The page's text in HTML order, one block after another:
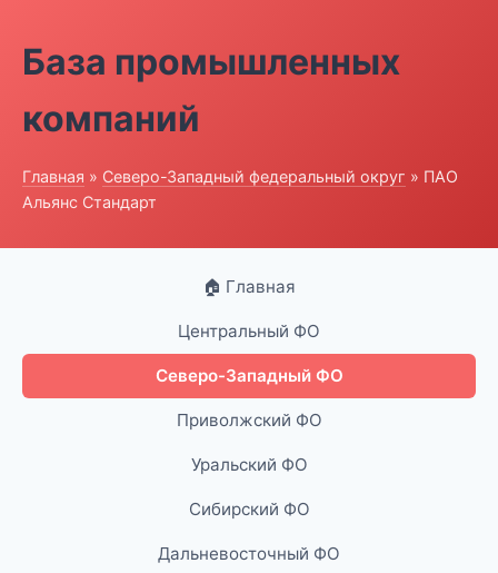
База промышленных
компаний
Главная » Северо-Западный федеральный округ » ПАО
Альянс Стандарт
🏠 Главная
Центральный ФО
Северо-Западный ФО
Приволжский ФО
Уральский ФО
Сибирский ФО
Дальневосточный ФО